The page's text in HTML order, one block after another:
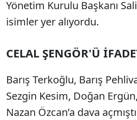
Yönetim Kurulu Başkanı
isimler yer alıyordu.
CELAL ŞENGÖR'Ü
Barış Terkoğlu, Barış
Sezgin Kesim, Doğan
Nazan Özcan’a dava